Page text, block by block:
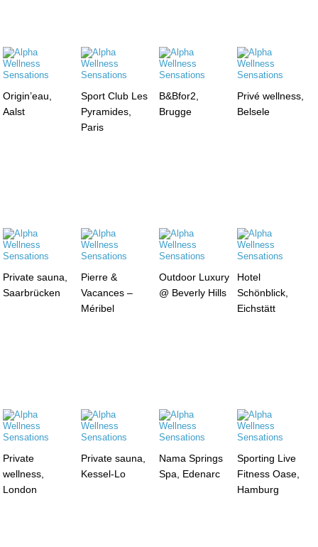
Origin’eau,
Aalst
Sport Club Les
Pyramides,
Paris
B&Bfor2,
Brugge
Privé wellness,
Belsele
Private sauna,
Saarbrücken
Pierre &
Vacances –
Méribel
Outdoor Luxury
@ Beverly Hills
Hotel
Schönblick,
Eichstätt
Private
wellness,
London
Private sauna,
Kessel-Lo
Nama Springs
Spa, Edenarc
Sporting Live
Fitness Oase,
Hamburg